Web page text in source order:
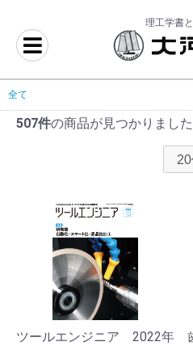
理工学書
全て
507件の商品が見つかりました
ツールエンジニア 2022年